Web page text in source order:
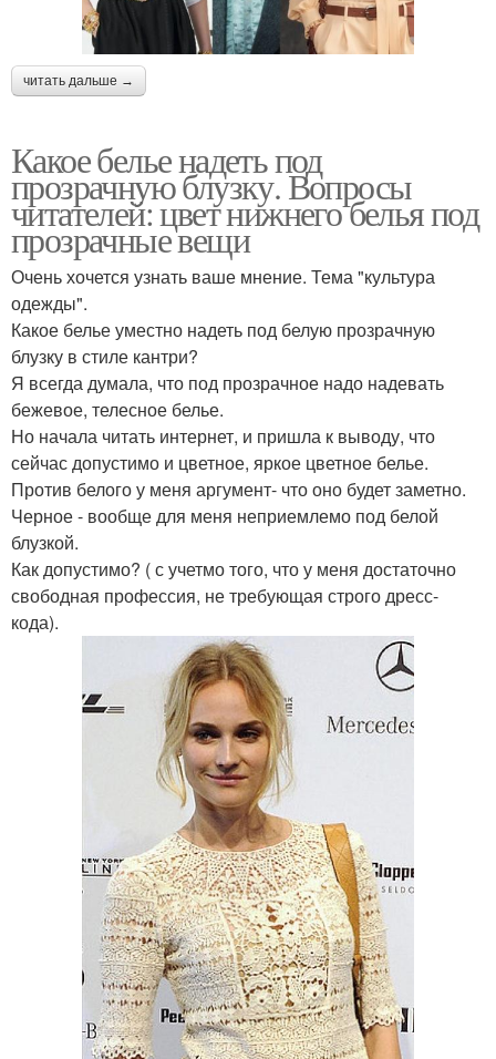
читать дальше →
Какое белье надеть под
прозрачную блузку. Вопросы
читателей: цвет нижнего белья под
прозрачные вещи
Очень хочется узнать ваше мнение. Тема "культура
одежды".
Какое белье уместно надеть под белую прозрачную
блузку в стиле кантри?
Я всегда думала, что под прозрачное надо надевать
бежевое, телесное белье.
Но начала читать интернет, и пришла к выводу, что
сейчас допустимо и цветное, яркое цветное белье.
Против белого у меня аргумент- что оно будет заметно.
Черное - вообще для меня неприемлемо под белой
блузкой.
Как допустимо? ( с учетмо того, что у меня достаточно
свободная профессия, не требующая строго дресс-
кода).